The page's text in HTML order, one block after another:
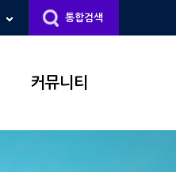
통합검색
커뮤니티